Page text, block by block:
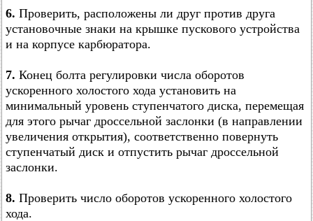
6. Проверить, расположены ли друг против друга
установочные знаки на крышке пускового устройства
и на корпусе карбюратора.
7. Конец болта регулировки числа оборотов
ускоренного холостого хода установить на
минимальный уровень ступенчатого диска, перемещая
для этого рычаг дроссельной заслонки (в направлении
увеличения открытия), соответственно повернуть
ступенчатый диск и отпустить рычаг дроссельной
заслонки.
8. Проверить число оборотов ускоренного холостого
хода.